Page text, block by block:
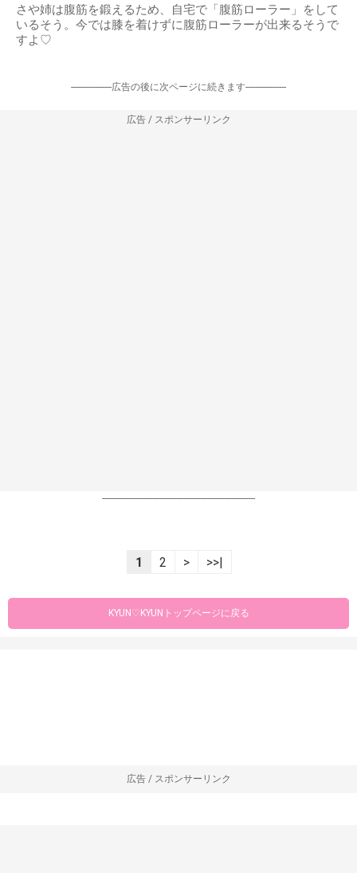
さや姉は腹筋を鍛えるため、自宅で「腹筋ローラー」をして
いるそう。今では膝を着けずに腹筋ローラーが出来るそうで
すよ♡
-----------------広告の後に次ページに続きます-----------------
広告 / スポンサーリンク
----------------------------------------------------------------
1 2 > >>|
KYUN♡KYUNトップページに戻る
広告 / スポンサーリンク